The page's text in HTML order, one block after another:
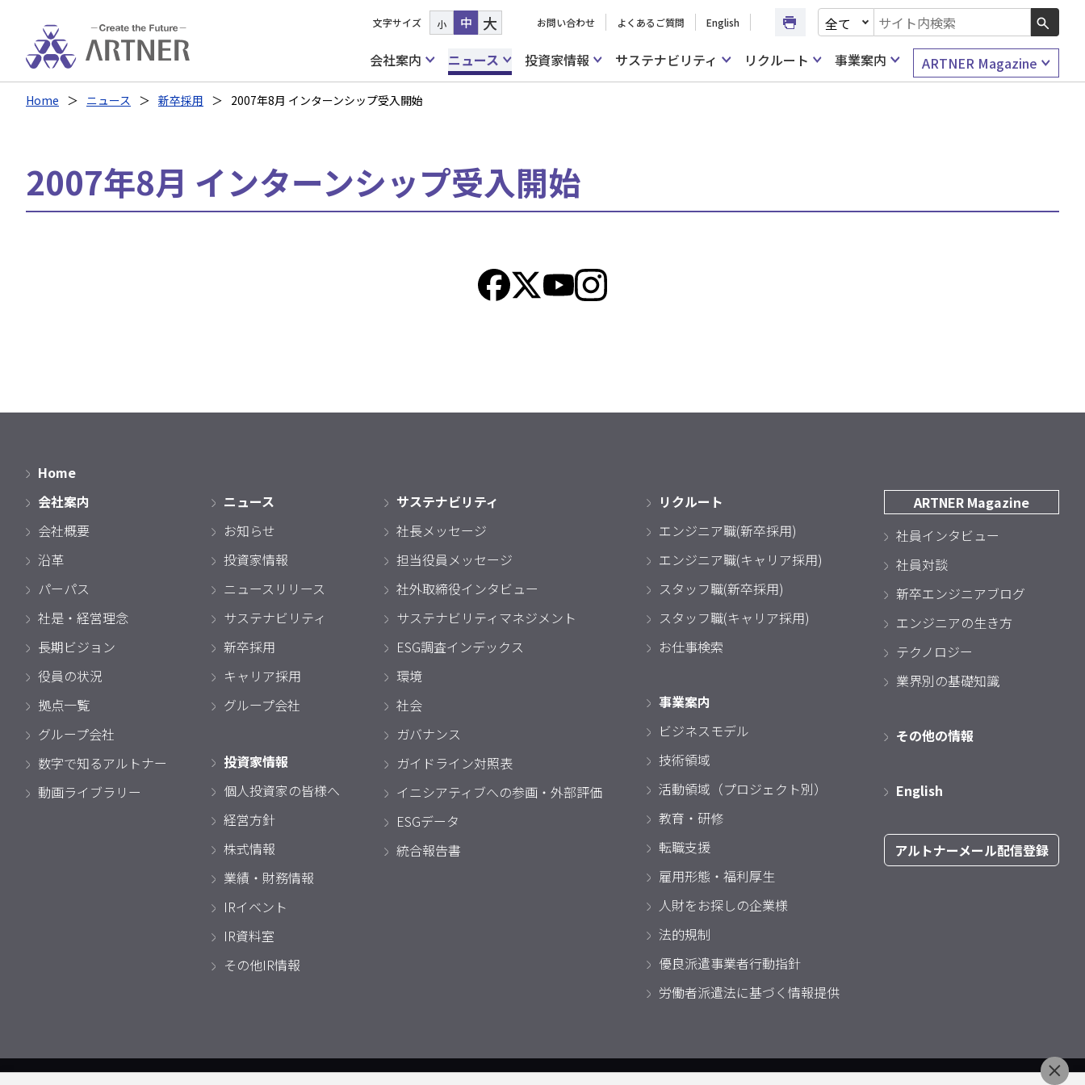
文字サイズ 小 中 大 お問い合わせ よくあるご質問 English
文書種別を選択
検索キーワード入力
会社案内
ニュース 投資家情報 サステナビリティ リクルート 事業案内 ARTNER Magazine
Home ニュース 新卒採用 2007年8月 インターンシップ受入開始
2007年8月 インターンシップ受入開始
Home
会社案内
会社概要
沿革
パーパス
社是・経営理念
長期ビジョン
役員の状況
拠点一覧
グループ会社
数字で知るアルトナー
動画ライブラリー
ニュース
お知らせ
投資家情報
ニュースリリース
サステナビリティ
新卒採用
キャリア採用
グループ会社
投資家情報
個人投資家の皆様へ
経営方針
株式情報
業績・財務情報
IRイベント
IR資料室
その他IR情報
サステナビリティ
社長メッセージ
担当役員メッセージ
社外取締役インタビュー
サステナビリティマネジメント
ESG調査インデックス
環境
社会
ガバナンス
ガイドライン対照表
イニシアティブへの参画・外部評価
ESGデータ
統合報告書
リクルート
エンジニア職(新卒採用)
エンジニア職(キャリア採用)
スタッフ職(新卒採用)
スタッフ職(キャリア採用)
お仕事検索
事業案内
ビジネスモデル
技術領域
活動領域（プロジェクト別）
教育・研修
転職支援
雇用形態・福利厚生
人財をお探しの企業様
法的規制
優良派遣事業者行動指針
労働者派遣法に基づく情報提供
ARTNER Magazine
社員インタビュー
社員対談
新卒エンジニアブログ
エンジニアの生き方
テクノロジー
業界別の基礎知識
その他の情報
English
アルトナーメール配信登録